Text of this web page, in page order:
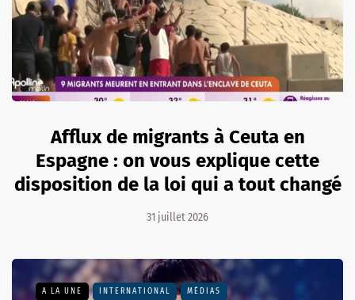
Afflux de migrants à Ceuta en
Espagne : on vous explique cette
disposition de la loi qui a tout changé
31 juillet 2026
A LA UNE INTERNATIONAL MÉDIAS